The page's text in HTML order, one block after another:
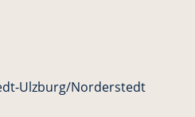
Ulzburg/Norderstedt